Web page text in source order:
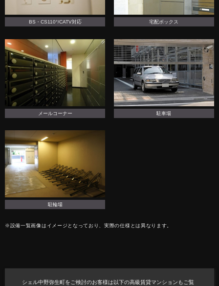
BS・CS110°/CATV対応 宅配ボックス
メールコーナー 駐車場
駐輪場
※設備一覧画像はイメージとなっており、実際の仕様とは異なります。
シェル中野弥生町をご検討のお客様は以下の高級賃貸マンションもご覧